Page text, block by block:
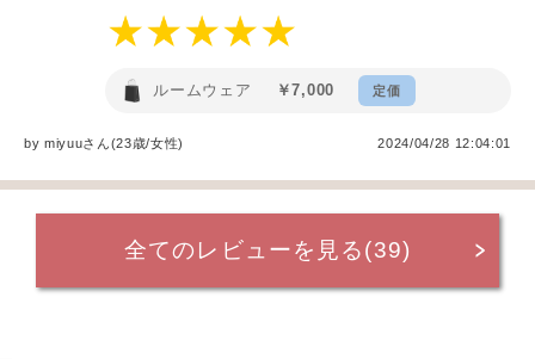
ルームウェア ￥7,000 定価
bymiyuuさん(23歳/女性) 2024/04/28 12:04:01
全てのレビューを見る(39)